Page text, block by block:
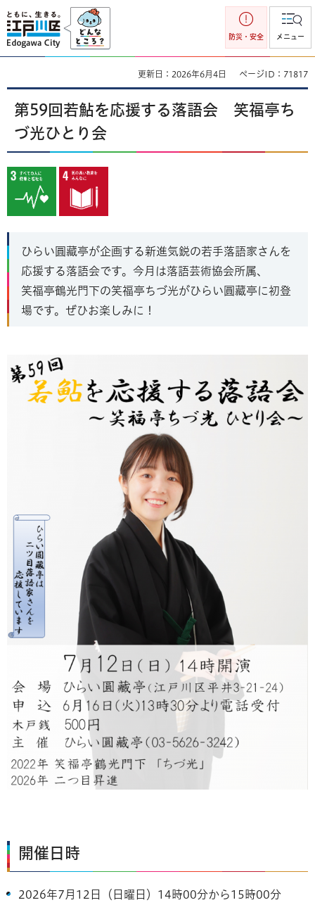
江戸川区
防災・安全 メニュー
更新日：2026年6月4日 ページID：71817
第59回若鮎を応援する落語会 笑福亭ち
づ光ひとり会
ひらい圓藏亭が企画する新進気鋭の若手落語家さんを
応援する落語会です。今月は落語芸術協会所属、
笑福亭鶴光門下の笑福亭ちづ光がひらい圓藏亭に初登
場です。ぜひお楽しみに！
開催日時
2026年7月12日（日曜日）14時00分から15時00分